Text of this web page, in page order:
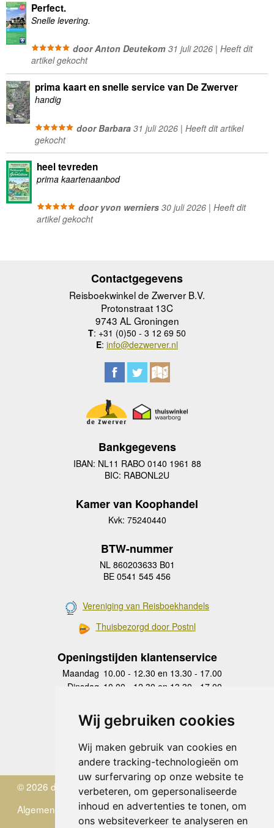
Wij gebruiken cookies
Wij maken gebruik van cookies en
andere tracking-technologieën om
uw surfervaring op onze website te
verbeteren, om gepersonaliseerde
inhoud en advertenties te tonen, om
ons websiteverkeer te analyseren en
Perfect.
Snelle levering.
door Anton Deutekom31 juli 2026 | Heeft dit
artikel gekocht
prima kaart en snelle service van De Zwerver
handig
door Barbara31 juli 2026 | Heeft dit artikel
gekocht
heel tevreden
prima kaartenaanbod
door yvon werniers30 juli 2026 | Heeft dit
artikel gekocht
Contactgegevens
Reisboekwinkel de Zwerver B.V.
Protonstraat 13C
9743 AL Groningen
T: +31 (0)50 - 3 12 69 50
E: info@dezwerver.nl
Bankgegevens
IBAN: NL11 RABO 0140 1961 88
BIC: RABONL2U
Kamer van Koophandel
Kvk: 75240440
BTW-nummer
NL 860203633 B01
BE 0541 545 456
Vereniging van Reisboekhandels
Thuisbezorgd door Postnl
Openingstijden klantenservice
Maandag 10.00 - 12.30 en 13.30 - 17.00
Dinsdag 10.00 - 12.30 en 13.30 - 17.00
Donderdag
10.00 - 12.30 en 13.30 - 17.00
Vrijdag 10.00 - 12.30 en 13.30 - 17.00
Zaterdag
gesloten
Zondag gesloten
© 2026 de Zwerver
Algemene Voorwaarden